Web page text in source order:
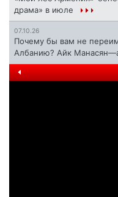
драма» в июле
07.10.26
Почему бы вам не
Албанию? Айк